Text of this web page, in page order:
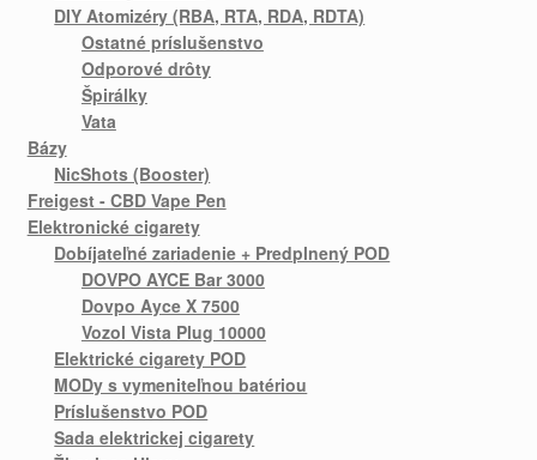
DIY Atomizéry (RBA, RTA, RDA, RDTA)
Ostatné príslušenstvo
Odporové drôty
Špirálky
Vata
Bázy
NicShots (Booster)
Freigest - CBD Vape Pen
Elektronické cigarety
Dobíjateľné zariadenie + Predplnený POD
DOVPO AYCE Bar 3000
Dovpo Ayce X 7500
Vozol Vista Plug 10000
Elektrické cigarety POD
MODy s vymeniteľnou batériou
Príslušenstvo POD
Sada elektrickej cigarety